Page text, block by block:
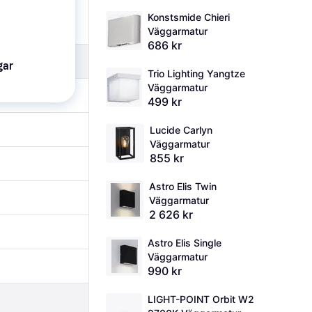
Konstsmide Chieri
Väggarmatur
686 kr
Trio Lighting Yangtze
Väggarmatur
499 kr
Lucide Carlyn
Väggarmatur
855 kr
Astro Elis Twin
Väggarmatur
2 626 kr
Astro Elis Single
Väggarmatur
990 kr
LIGHT-POINT Orbit W2